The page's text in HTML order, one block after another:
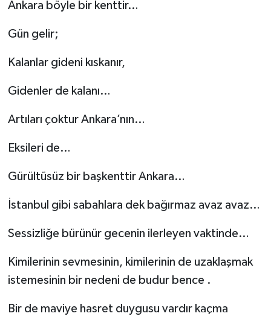
Ankara böyle bir kenttir…
Gün gelir;
Kalanlar gideni kıskanır,
Gidenler de kalanı…
Artıları çoktur Ankara’nın…
Eksileri de…
Gürültüsüz bir başkenttir Ankara…
İstanbul gibi sabahlara dek bağırmaz avaz avaz…
Sessizliğe bürünür gecenin ilerleyen vaktinde…
Kimilerinin sevmesinin, kimilerinin de uzaklaşmak
istemesinin bir nedeni de budur bence .
Bir de maviye hasret duygusu vardır kaçma